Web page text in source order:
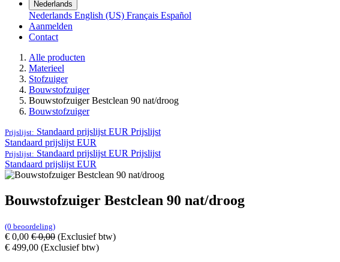
Nederlands
Nederlands English (US) Français Español
Aanmelden
Contact
Alle producten
Materieel
Stofzuiger
Bouwstofzuiger
Bouwstofzuiger Bestclean 90 nat/droog
Bouwstofzuiger
Prijslijst: Standaard prijslijst EUR Prijslijst
Standaard prijslijst EUR
Prijslijst: Standaard prijslijst EUR Prijslijst
Standaard prijslijst EUR
Bouwstofzuiger Bestclean 90 nat/droog
(0 beoordeling)
€ 0,00 €0,00 (Exclusief btw)
€ 499,00 (Exclusief btw)